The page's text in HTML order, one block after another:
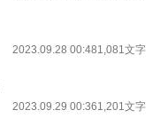
2023.09.28 00:481,081文字
2023.09.29 00:361,201文字